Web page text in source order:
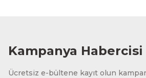
Kampanya Habercisi
Ücretsiz e-bültene kayıt olun